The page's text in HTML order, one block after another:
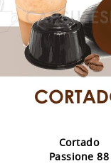
Cortado
Passione 88